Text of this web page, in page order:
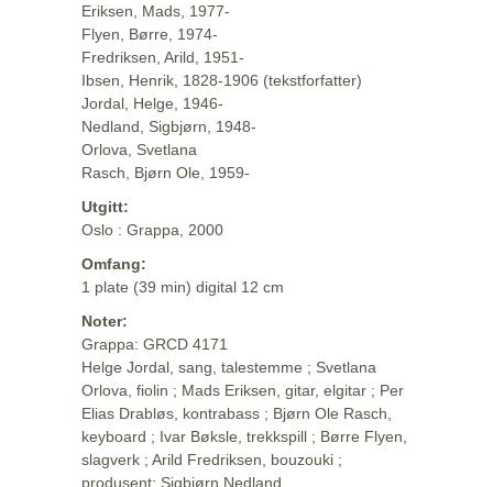
Eriksen, Mads, 1977-
Flyen, Børre, 1974-
Fredriksen, Arild, 1951-
Ibsen, Henrik, 1828-1906 (tekstforfatter)
Jordal, Helge, 1946-
Nedland, Sigbjørn, 1948-
Orlova, Svetlana
Rasch, Bjørn Ole, 1959-
Utgitt:
Oslo : Grappa, 2000
Omfang:
1 plate (39 min) digital 12 cm
Noter:
Grappa: GRCD 4171
Helge Jordal, sang, talestemme ; Svetlana
Orlova, fiolin ; Mads Eriksen, gitar, elgitar ; Per
Elias Drabløs, kontrabass ; Bjørn Ole Rasch,
keyboard ; Ivar Bøksle, trekkspill ; Børre Flyen,
slagverk ; Arild Fredriksen, bouzouki ;
produsent: Sigbjørn Nedland